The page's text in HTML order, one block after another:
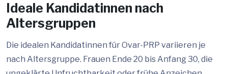
Ideale Kandidatinnen nach
Altersgruppen
Die idealen Kandidatinnen für Ovar-PRP variieren je
nach Altersgruppe. Frauen Ende 20 bis Anfang 30, die